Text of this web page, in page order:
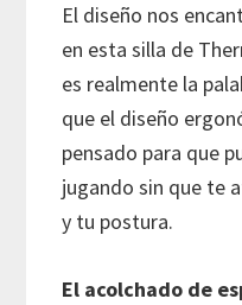
El diseño nos
en esta silla de
es realmente la
que el diseño
pensado para que
jugando sin que te
y tu postura.
El acolchado de